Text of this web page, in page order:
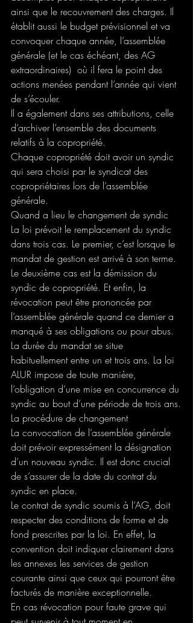
ainsi que le recouvrement des charges. Il
établit aussi le budget prévisionnel et va
convoquer chaque année, l’assemblée
générale (et le cas échéant, des AG
extraordinaires)  où il fera le point des
actions menées pendant l’année qui vient
de s’écouler.
Il a également dans ses attributions, celle
d’archiver l’ensemble des documents
relatifs à la copropriété.
Chaque copropriété doit avoir un syndic
qui sera choisi par le syndicat des
copropriétaires lors de l’assemblée
générale.
Quand a lieu le changement de syndic
La loi prévoit le remplacement du syndic
dans trois cas. Le premier, c’est lorsque le
mandat de gestion est arrivé à son terme.
Le deuxième cas est la démission du
syndic de copropriété. Et enfin, la
révocation peut être prononcée par
l’assemblée générale quand ce dernier a
manqué à ses obligations ou pour abus.
La durée du mandat se situe
habituellement entre un et trois ans. La loi
ALUR impose de toute manière,
l’obligation d’une mise en concurrence du
syndic au bout d’une période de trois ans.
La procédure de changement
La convocation de l’assemblée générale
doit prévoir expressément la désignation
d’un nouveau syndic. Il est donc crucial
de s’assurer de la date du contrat du
syndic en place.
Le contrat de syndic soumis à l’AG, doit
respecter des conditions de forme et de
fond prescrites par la loi. En effet, la
convention doit indiquer clairement dans
les annexes les services de gestion
courante ainsi que ceux qui pourront être
facturés de manière exceptionnelle.
En cas révocation pour faute grave qui